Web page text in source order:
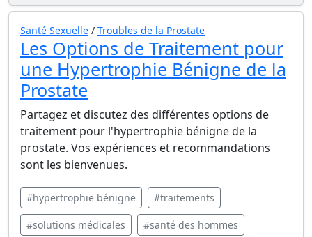
Santé Sexuelle / Troubles de la Prostate
Les Options de Traitement pour
une Hypertrophie Bénigne de la
Prostate
Partagez et discutez des différentes options de
traitement pour l'hypertrophie bénigne de la
prostate. Vos expériences et recommandations
sont les bienvenues.
#hypertrophie bénigne #traitements
#solutions médicales #santé des hommes